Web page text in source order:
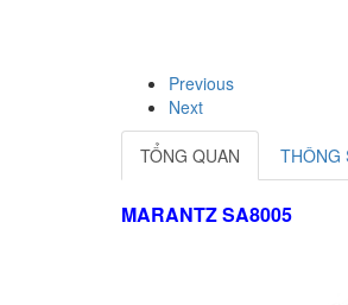
Previous
Next
TỔNG QUAN THÔNG
MARANTZ SA8005